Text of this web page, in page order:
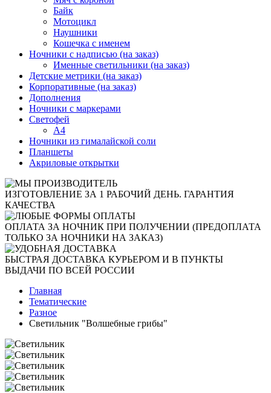
Байк
Мотоцикл
Наушники
Кошечка с именем
Ночники с надписью (на заказ)
Именные светильники (на заказ)
Детские метрики (на заказ)
Корпоративные (на заказ)
Дополнения
Ночники с маркерами
Светофей
А4
Ночники из гималайской соли
Планшеты
Акриловые открытки
ИЗГОТОВЛЕНИЕ ЗА 1 РАБОЧИЙ ДЕНЬ. ГАРАНТИЯ
КАЧЕСТВА
ОПЛАТА ЗА НОЧНИК ПРИ ПОЛУЧЕНИИ (ПРЕДОПЛАТА
ТОЛЬКО ЗА НОЧНИКИ НА ЗАКАЗ)
БЫСТРАЯ ДОСТАВКА КУРЬЕРОМ И В ПУНКТЫ
ВЫДАЧИ ПО ВСЕЙ РОССИИ
Главная
Тематические
Разное
Светильник "Волшебные грибы"